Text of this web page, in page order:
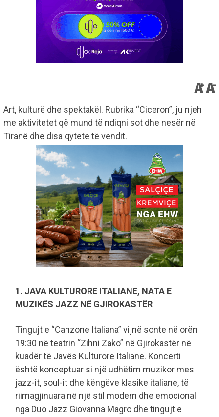
Art, kulturë dhe spektakël. Rubrika “Ciceron”, ju njeh
me aktivitetet që mund të ndiqni sot dhe nesër në
Tiranë dhe disa qytete të vendit.
1. JAVA KULTURORE ITALIANE, NATA E
MUZIKËS JAZZ NË GJIROKASTËR
Tingujt e “Canzone Italiana” vijnë sonte në orën
19:30 në teatrin “Zihni Zako” në Gjirokastër në
kuadër të Javës Kulturore Italiane. Koncerti
është konceptuar si një udhëtim muzikor mes
jazz-it, soul-it dhe këngëve klasike italiane, të
riimagjinuara në një stil modern dhe emocional
nga Duo Jazz Giovanna Magro dhe tingujt e